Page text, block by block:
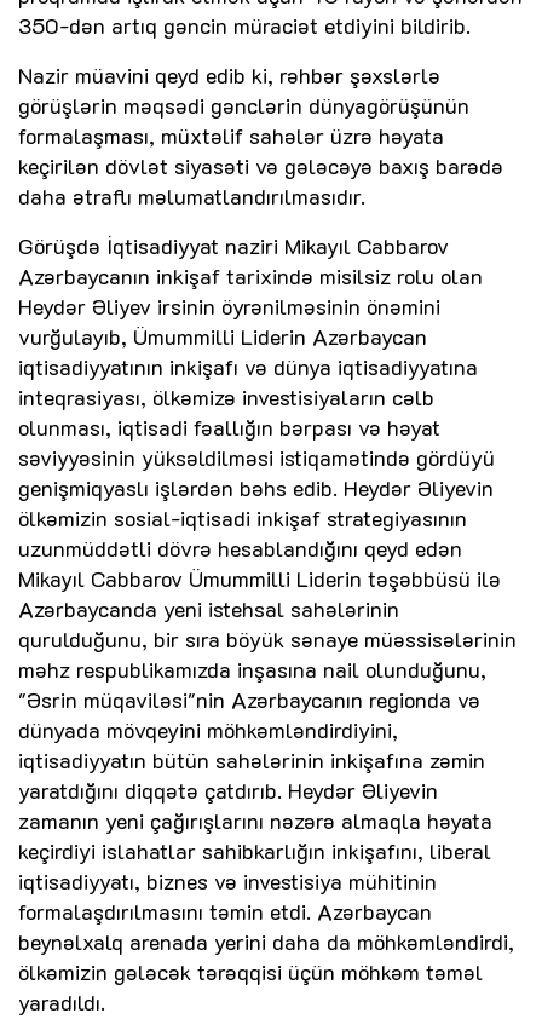
350-dən artıq gəncin müraciət etdiyini bildirib.
Nazir müavini qeyd edib ki, rəhbər şəxslərlə
görüşlərin məqsədi gənclərin dünyagörüşünün
formalaşması, müxtəlif sahələr üzrə həyata
keçirilən dövlət siyasəti və gələcəyə baxış barədə
daha ətraflı məlumatlandırılmasıdır.
Görüşdə İqtisadiyyat naziri Mikayıl Cabbarov
Azərbaycanın inkişaf tarixində misilsiz rolu olan
Heydər Əliyev irsinin öyrənilməsinin önəmini
vurğulayıb, Ümummilli Liderin Azərbaycan
iqtisadiyyatının inkişafı və dünya iqtisadiyyatına
inteqrasiyası, ölkəmizə investisiyaların cəlb
olunması, iqtisadi fəallığın bərpası və həyat
səviyyəsinin yüksəldilməsi istiqamətində gördüyü
genişmiqyaslı işlərdən bəhs edib. Heydər Əliyevin
ölkəmizin sosial-iqtisadi inkişaf strategiyasının
uzunmüddətli dövrə hesablandığını qeyd edən
Mikayıl Cabbarov Ümummilli Liderin təşəbbüsü ilə
Azərbaycanda yeni istehsal sahələrinin
qurulduğunu, bir sıra böyük sənaye müəssisələrinin
məhz respublikamızda inşasına nail olunduğunu,
"Əsrin müqaviləsi"nin Azərbaycanın regionda və
dünyada mövqeyini möhkəmləndirdiyini,
iqtisadiyyatın bütün sahələrinin inkişafına zəmin
yaratdığını diqqətə çatdırıb. Heydər Əliyevin
zamanın yeni çağırışlarını nəzərə almaqla həyata
keçirdiyi islahatlar sahibkarlığın inkişafını, liberal
iqtisadiyyatı, biznes və investisiya mühitinin
formalaşdırılmasını təmin etdi. Azərbaycan
beynəlxalq arenada yerini daha da möhkəmləndirdi,
ölkəmizin gələcək tərəqqisi üçün möhkəm təməl
yaradıldı.